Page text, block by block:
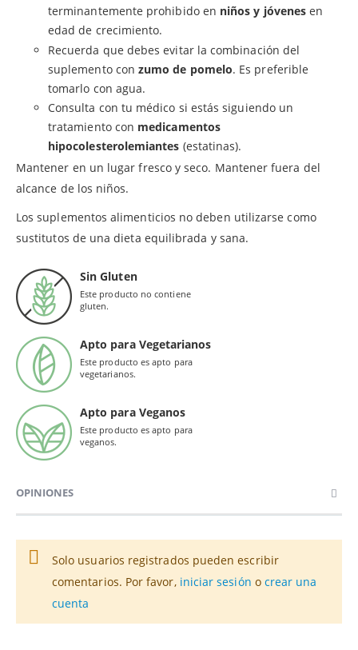
terminantemente prohibido en niños y jóvenes en
edad de crecimiento.
Recuerda que debes evitar la combinación del
suplemento conzumo de pomelo. Es preferible
tomarlo con agua.
Consulta con tu médico si estás siguiendo un
tratamiento con medicamentos
hipocolesterolemiantes (estatinas).
Mantener en un lugar fresco y seco. Mantener fuera del
alcance de los niños.
Los suplementos alimenticios no deben utilizarse como
sustitutos de una dieta equilibrada y sana.
Sin Gluten
Este producto no contiene
gluten.
Apto para Vegetarianos
Este producto es apto para
vegetarianos.
Apto para Veganos
Este producto es apto para
veganos.
OPINIONES
Solo usuarios registrados pueden escribir
comentarios. Por favor, iniciar sesión o crear una
cuenta